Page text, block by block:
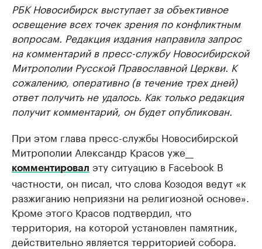
РБК Новосибирск выступает за объективное
освещение всех точек зрения по конфликтным
вопросам. Редакция издания направила запрос
на комментарий в пресс-службу Новосибирской
Митрополии Русской Православной Церкви. К
сожалению, оперативно (в течение трех дней)
ответ получить не удалось. Как только редакция
получит комментарий, он будет опубликован.
При этом глава пресс-службы Новосибирской
Митрополии Александр Красов уже__
комментировал эту ситуацию в Facebook В
частности, он писал, что слова Козодоя ведут «к
разжиганию неприязни на религиозной основе».
Кроме этого Красов подтвердил, что
территория, на которой установлен памятник,
действительно является территорией собора.